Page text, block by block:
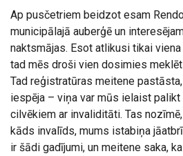
Ap pusčetriem beidzot esam
municipālajā auberģē un
naktsmājas. Esot atlikusi tikai
tad mēs droši vien dosimies
Tad reģistratūras meitene
iespēja – viņa var mūs ielaist
cilvēkiem ar invaliditāti. Tas
kāds invalīds, mums istabiņa
ir šādi gadījumi, un meitene saka,